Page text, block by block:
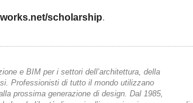
scholarship.
e BIM per i settori dell’architettura, della
Professionisti di tutto il mondo utilizzano
prossima generazione di design. Dal 1985,